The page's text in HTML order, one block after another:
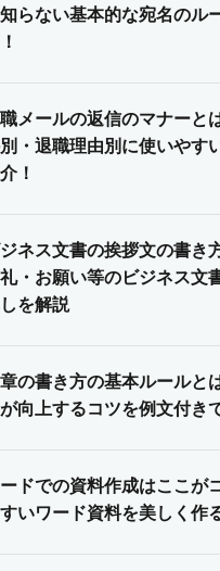
らない基本的な宛名のル
メールの返信のマナーと
・退職理由別に使いやす
！
ネス文書の挨拶文の書き
・お願い等のビジネス文
を解説
の書き方の基本ルールと
向上するコツを例文付き
ドでの資料作成はここが
いワード資料を美しく作